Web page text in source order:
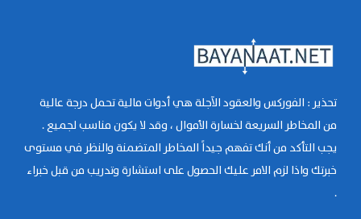
تحذير : الفوركس والعقود الآجلة هي أدوات مالية تحمل درجة عالية
من المخاطر السريعة لخسارة الأموال ، وقد لا يكون مناسب لجميع .
يجب التأكد من أنك تفهم جيداً المخاطر المتضمنة والنظر في مستوى
خبرتك واذا لزم الامر عليك الحصول على استشارة وتدريب من قبل خبراء
.